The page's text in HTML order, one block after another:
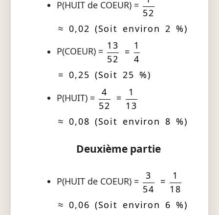
P(HUIT de COEUR) =
52
≈ 0,02 (Soit environ 2 %)
P(COEUR) =
13
52
=
1
4
= 0,25 (Soit 25 %)
P(HUIT) =
4
52
=
1
13
≈ 0,08 (Soit environ 8 %)
Deuxième partie
P(HUIT de COEUR) =
3
54
=
1
18
≈ 0,06 (Soit environ 6 %)